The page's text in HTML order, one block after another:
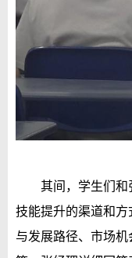
其间，学生们和
技能提升的渠道和方
与发展路径、市场